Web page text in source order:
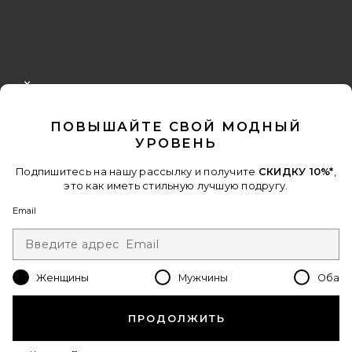
FOOTER
Когда вы подписываетесь на нашу рассылку, указав свой email.
Отписаться можно в любой момент.политика
Email Address
Change Country Regions
ru USD
ПОМОГИТЕ НАМ СТАТЬ ЛУЧШЕ!
ПОВЫШАЙТЕ СВОЙ МОДНЫЙ
УРОВЕНЬ
Подпишитесь на нашу рассылку и получите СКИДКУ 10%*
это как иметь стильную лучшую подругу.
Email
Женщины Мужчины Оба
ПРОДОЛЖИТЬ